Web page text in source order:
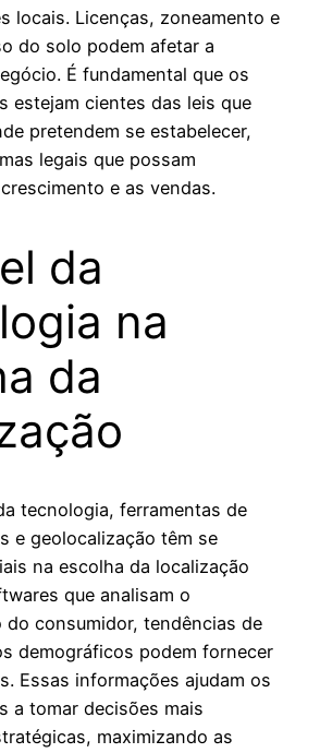
locais. Licenças, zoneamento e
do solo podem afetar a
É fundamental que os
estejam cientes das leis que
pretendem se estabelecer,
legais que possam
e as vendas.
da
na
da
tecnologia, ferramentas de
e geolocalização têm se
na escolha da localização
que analisam o
consumidor, tendências de
demográficos podem fornecer
Essas informações ajudam os
a tomar decisões mais
maximizando as